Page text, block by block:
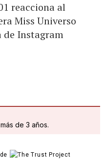
reacciona al
Miss Universo
de Instagram
de 3 años.